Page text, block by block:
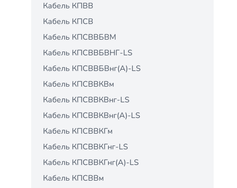
Кабель КПВВ
Кабель КПСВ
Кабель КПСВВБВМ
Кабель КПСВВБВНГ-LS
Кабель КПСВВБВнг(А)-LS
Кабель КПСВВКВм
Кабель КПСВВКВнг-LS
Кабель КПСВВКВнг(А)-LS
Кабель КПСВВКГм
Кабель КПСВВКГнг-LS
Кабель КПСВВКГнг(А)-LS
Кабель КПСВВм